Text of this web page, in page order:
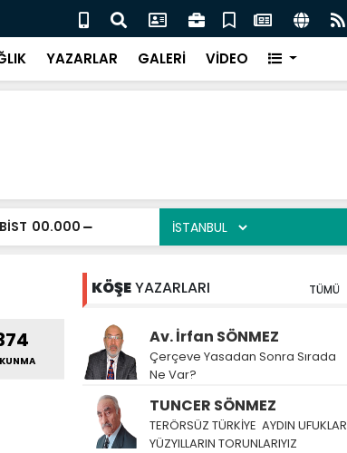
Haykır’dan festivaldeki görüntülere tepki
YAZARLAR GALERİ VİDEO
BİST 00.000
KÖŞEYAZARLARI TÜMÜ
Av. İrfan SÖNMEZ
Çerçeve Yasadan Sonra Sırada
Ne Var?
TUNCER SÖNMEZ
TERÖRSÜZ TÜRKİYE AYDIN UFUKLAR
YÜZYILLARIN TORUNLARIYIZ